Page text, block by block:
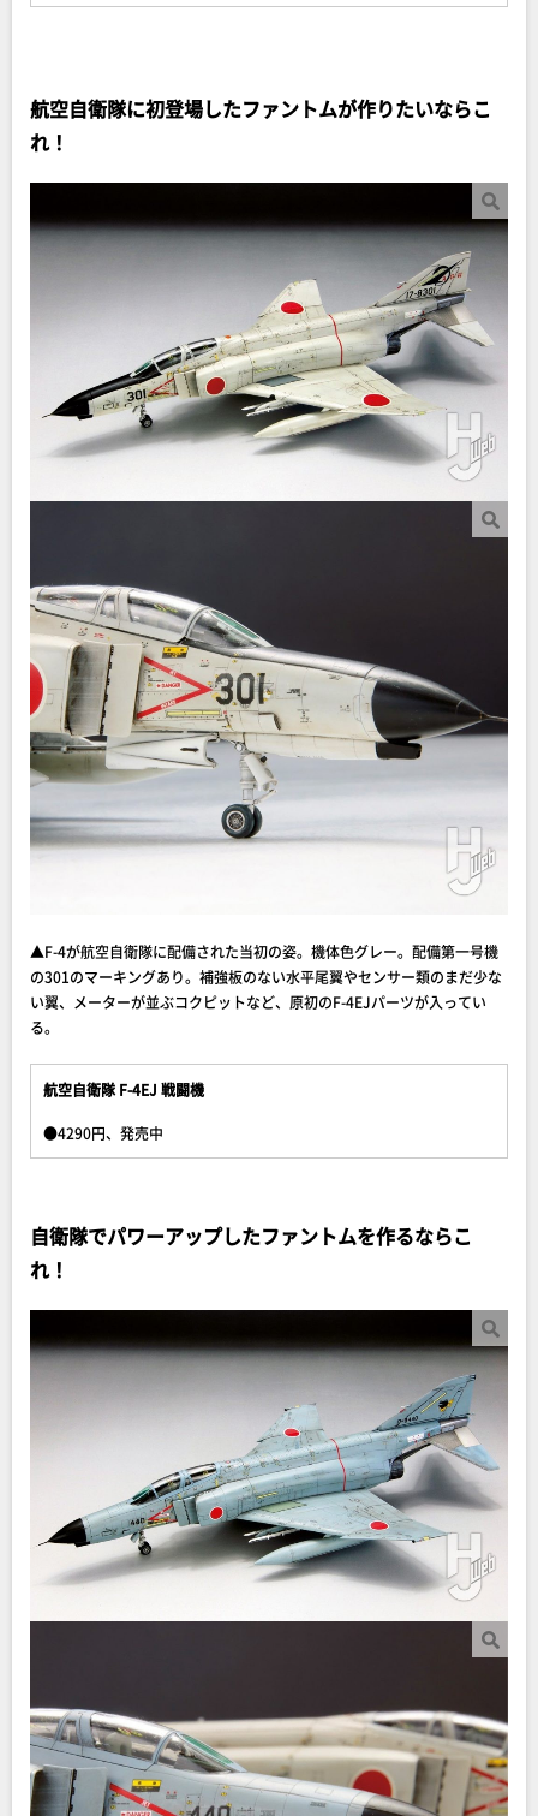
航空自衛隊に初登場したファントムが作りたいならこ
れ！
▲F-4が航空自衛隊に配備された当初の姿。機体色グレー。配備第一号機
の301のマーキングあり。補強板のない水平尾翼やセンサー類のまだ少な
い翼、メーターが並ぶコクピットなど、原初のF-4EJパーツが入ってい
る。
航空自衛隊 F-4EJ 戦闘機
●4290円、発売中
自衛隊でパワーアップしたファントムを作るならこ
れ！